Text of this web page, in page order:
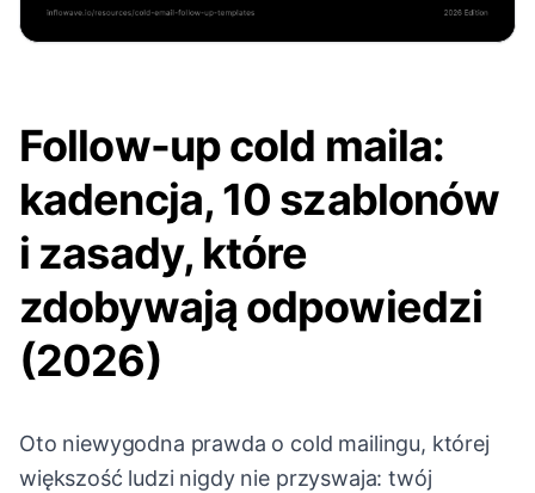
Follow-up cold maila:
kadencja, 10 szablonów
i zasady, które
zdobywają odpowiedzi
(2026)
Oto niewygodna prawda o cold mailingu, której
większość ludzi nigdy nie przyswaja: twój